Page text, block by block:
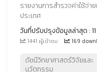
รายงานการสำรวจค่าใช้จ่
ประเทศ
วันที่ปรับปรุงข้อมูลล่าสุด :
1441 ผู้เข้าชม 169
ดัชนีวิทยาศาสตร์วิจัยและ
นวัตกรรม